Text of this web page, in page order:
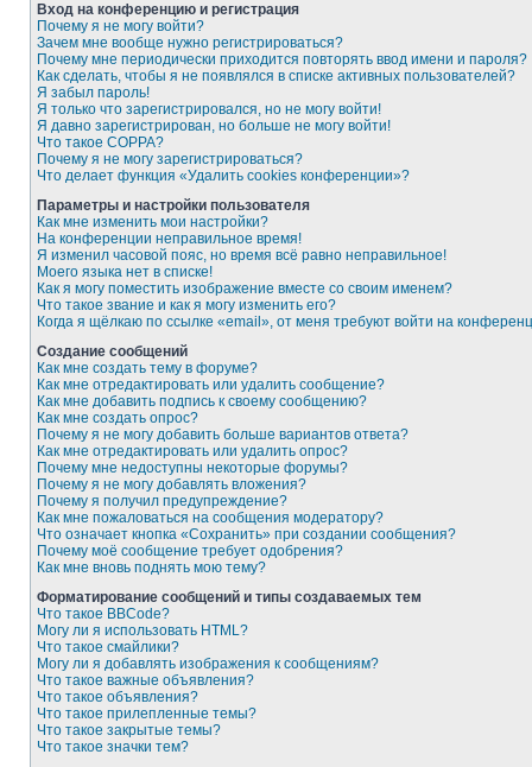
Вход на конференцию и регистрация
Почему я не могу войти?
Зачем мне вообще нужно регистрироваться?
Почему мне периодически приходится повторять ввод имени и пароля?
Как сделать, чтобы я не появлялся в списке активных пользователей?
Я забыл пароль!
Я только что зарегистрировался, но не могу войти!
Я давно зарегистрирован, но больше не могу войти!
Что такое COPPA?
Почему я не могу зарегистрироваться?
Что делает функция «Удалить cookies конференции»?
Параметры и настройки пользователя
Как мне изменить мои настройки?
На конференции неправильное время!
Я изменил часовой пояс, но время всё равно неправильное!
Моего языка нет в списке!
Как я могу поместить изображение вместе со своим именем?
Что такое звание и как я могу изменить его?
Когда я щёлкаю по ссылке «email», от меня требуют войти на
Создание сообщений
Как мне создать тему в форуме?
Как мне отредактировать или удалить сообщение?
Как мне добавить подпись к своему сообщению?
Как мне создать опрос?
Почему я не могу добавить больше вариантов ответа?
Как мне отредактировать или удалить опрос?
Почему мне недоступны некоторые форумы?
Почему я не могу добавлять вложения?
Почему я получил предупреждение?
Как мне пожаловаться на сообщения модератору?
Что означает кнопка «Сохранить» при создании сообщения?
Почему моё сообщение требует одобрения?
Как мне вновь поднять мою тему?
Форматирование сообщений и типы создаваемых тем
Что такое BBCode?
Могу ли я использовать HTML?
Что такое смайлики?
Могу ли я добавлять изображения к сообщениям?
Что такое важные объявления?
Что такое объявления?
Что такое прилепленные темы?
Что такое закрытые темы?
Что такое значки тем?